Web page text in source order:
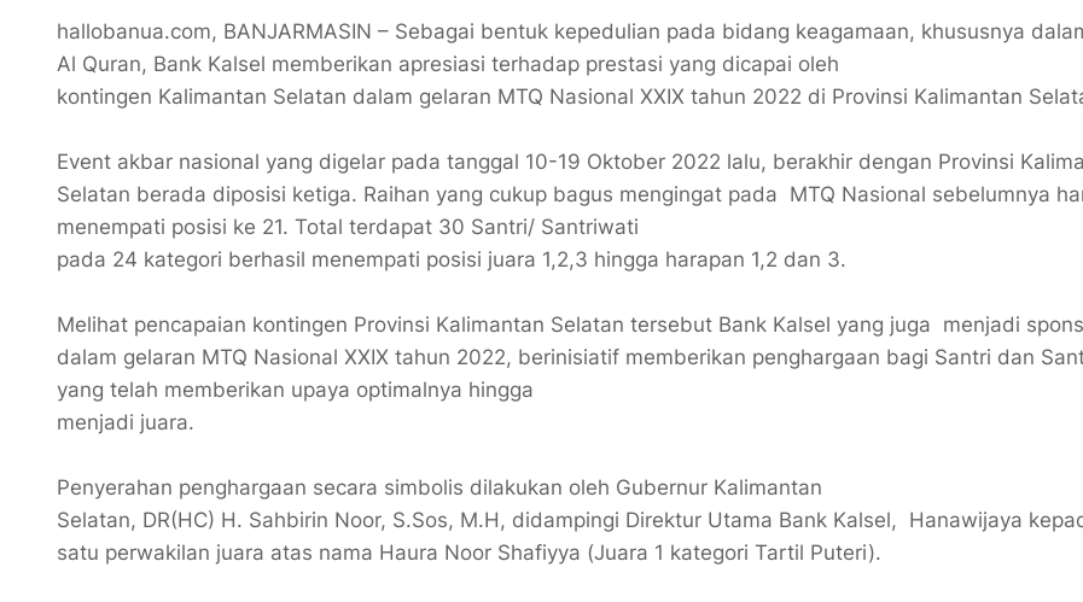
hallobanua.com, BANJARMASIN – Sebagai bentuk kepedulian pada bidang keagamaan, khususnya
Al Quran, Bank Kalsel memberikan apresiasi terhadap prestasi yang dicapai oleh
kontingen Kalimantan Selatan dalam gelaran MTQ Nasional XXIX tahun 2022 di Provinsi Kalimantan
Event akbar nasional yang digelar pada tanggal 10-19 Oktober 2022 lalu, berakhir dengan Provinsi
Selatan berada diposisi ketiga. Raihan yang cukup bagus mengingat pada MTQ Nasional sebelumnya
menempati posisi ke 21. Total terdapat 30 Santri/ Santriwati
pada 24 kategori berhasil menempati posisi juara 1,2,3 hingga harapan 1,2 dan 3.
Melihat pencapaian kontingen Provinsi Kalimantan Selatan tersebut Bank Kalsel yang juga menjadi
dalam gelaran MTQ Nasional XXIX tahun 2022, berinisiatif memberikan penghargaan bagi Santri dan
yang telah memberikan upaya optimalnya hingga
menjadi juara.
Penyerahan penghargaan secara simbolis dilakukan oleh Gubernur Kalimantan
Selatan, DR(HC) H. Sahbirin Noor, S.Sos, M.H, didampingi Direktur Utama Bank Kalsel, Hanawijaya
satu perwakilan juara atas nama Haura Noor Shafiyya (Juara 1 kategori Tartil Puteri).